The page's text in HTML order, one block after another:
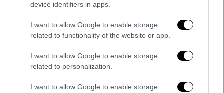
device identifiers in apps.
I want to allow Google to enable storage
related to functionality of the website or app.
I want to allow Google to enable storage
related to personalization.
I want to allow Google to enable storage
30112019peloponarko001.jpg
Ειδικότερα, σε έρευνα που
πραγματοποιήθηκε χθες (29.11.2019) το